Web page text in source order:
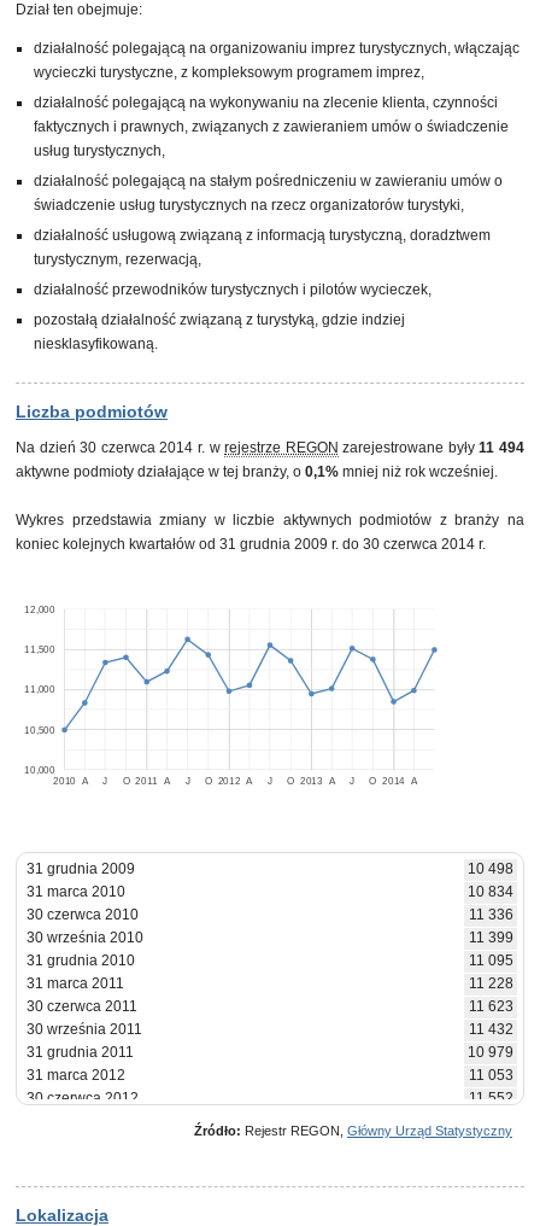
Dział ten obejmuje:
działalność polegającą na organizowaniu imprez turystycznych, włączając
wycieczki turystyczne, z kompleksowym programem imprez,
działalność polegającą na wykonywaniu na zlecenie klienta, czynności
faktycznych i prawnych, związanych z zawieraniem umów o świadczenie
usług turystycznych,
działalność polegającą na stałym pośredniczeniu w zawieraniu umów o
świadczenie usług turystycznych na rzecz organizatorów turystyki,
działalność usługową związaną z informacją turystyczną, doradztwem
turystycznym, rezerwacją,
działalność przewodników turystycznych i pilotów wycieczek,
pozostałą działalność związaną z turystyką, gdzie indziej
niesklasyfikowaną.
Liczba podmiotów
Na dzień 30 czerwca 2014 r. wrejestrze REGON zarejestrowane były11 494
aktywne podmioty działające w tej branży, o 0,1% mniej niż rok wcześniej.
Wykres przedstawia zmiany w liczbie aktywnych podmiotów z branży na
koniec kolejnych kwartałów od 31 grudnia 2009 r. do 30 czerwca 2014 r.
2010 2011 2012 2013 2014
A J O A J O A J O A J O A
10,000
10,500
11,000
11,500
12,000
31 grudnia 2009
10 498
31 marca 2010
10 834
30 czerwca 2010
11 336
30 września 2010
11 399
31 grudnia 2010
11 095
31 marca 2011
11 228
30 czerwca 2011
11 623
30 września 2011
11 432
31 grudnia 2011
10 979
31 marca 2012
11 053
30 czerwca 2012
11 552
30 czerwca 2013
11 511
30 września 2013
Źródło: Rejestr REGON, Główny Urząd Statystyczny
Lokalizacja